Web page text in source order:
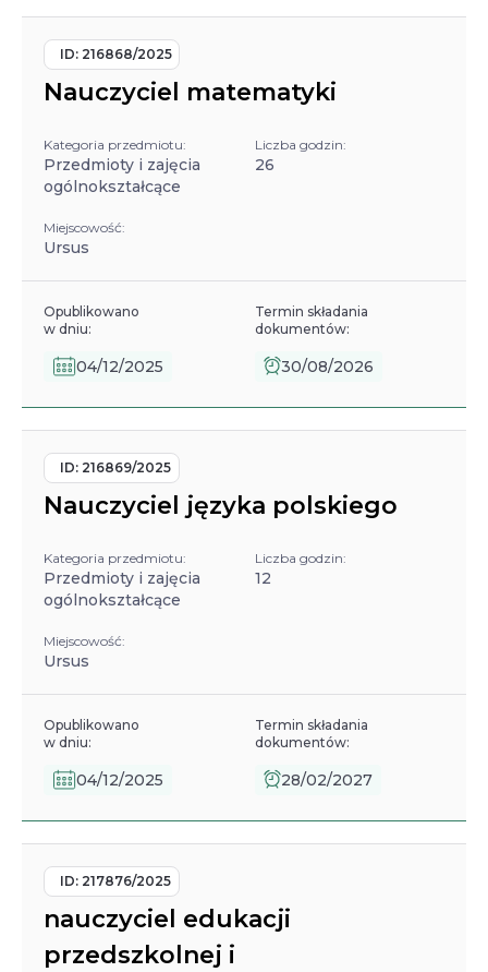
ID: 216868/2025
Nauczyciel matematyki
Kategoria przedmiotu:
Przedmioty i zajęcia
ogólnokształcące
Liczba godzin:
26
Miejscowość:
Ursus
Opublikowano
w dniu:
04/12/2025
Termin składania
dokumentów:
30/08/2026
ID: 216869/2025
Nauczyciel języka polskiego
Kategoria przedmiotu:
Przedmioty i zajęcia
ogólnokształcące
Liczba godzin:
12
Miejscowość:
Ursus
Opublikowano
w dniu:
04/12/2025
Termin składania
dokumentów:
28/02/2027
ID: 217876/2025
nauczyciel edukacji
przedszkolnej i